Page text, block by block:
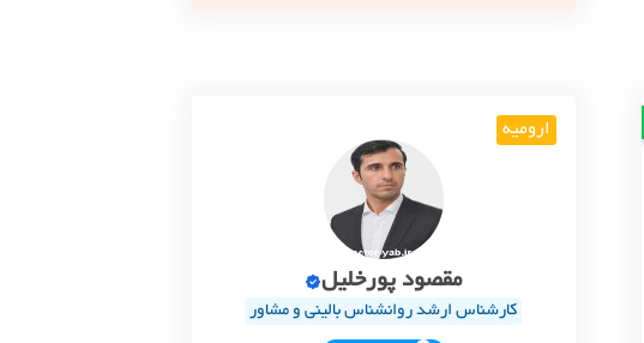
ارومیه
مقصود پورخلیل
کارشناس ارشد روانشناس بالینی و مشاور